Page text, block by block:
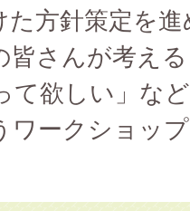
た方針策定を
皆さんが考え
て欲しい」な
ワークショッ